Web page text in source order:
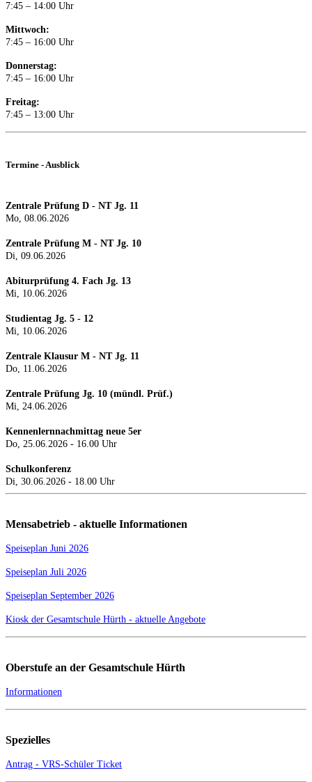
7:45 – 14:00 Uhr
Mittwoch:
7:45 – 16:00 Uhr
Donnerstag:
7:45 – 16:00 Uhr
Freitag:
7:45 – 13:00 Uhr
Termine - Ausblick
Zentrale Prüfung D - NT Jg. 11
Mo, 08.06.2026
Zentrale Prüfung M - NT Jg. 10
Di, 09.06.2026
Abiturprüfung 4. Fach Jg. 13
Mi, 10.06.2026
Studientag Jg. 5 - 12
Mi, 10.06.2026
Zentrale Klausur M - NT Jg. 11
Do, 11.06.2026
Zentrale Prüfung Jg. 10 (mündl. Prüf.)
Mi, 24.06.2026
Kennenlernnachmittag neue 5er
Do, 25.06.2026 - 16.00 Uhr
Schulkonferenz
Di, 30.06.2026 - 18.00 Uhr
Mensabetrieb - aktuelle Informationen
Speiseplan Juni 2026
Speiseplan Juli 2026
Speiseplan September 2026
Kiosk der Gesamtschule Hürth - aktuelle Angebote
Oberstufe an der Gesamtschule Hürth
Informationen
Spezielles
Antrag - VRS-Schüler Ticket